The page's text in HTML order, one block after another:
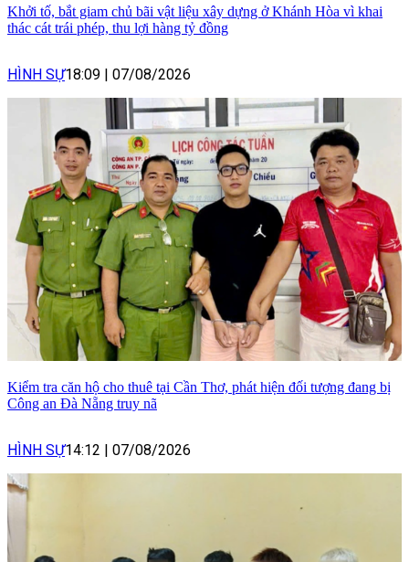
Khởi tố, bắt giam chủ bãi vật liệu xây dựng ở Khánh Hòa vì khai
thác cát trái phép, thu lợi hàng tỷ đồng
HÌNH SỰ18:09 | 07/08/2026
Kiểm tra căn hộ cho thuê tại Cần Thơ, phát hiện đối tượng đang bị
Công an Đà Nẵng truy nã
HÌNH SỰ14:12 | 07/08/2026